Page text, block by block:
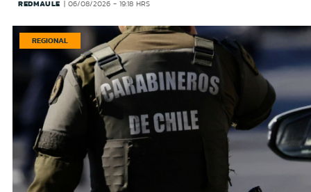
REDMAULE 06/08/2026 - 19:18 HRS
REGIONAL